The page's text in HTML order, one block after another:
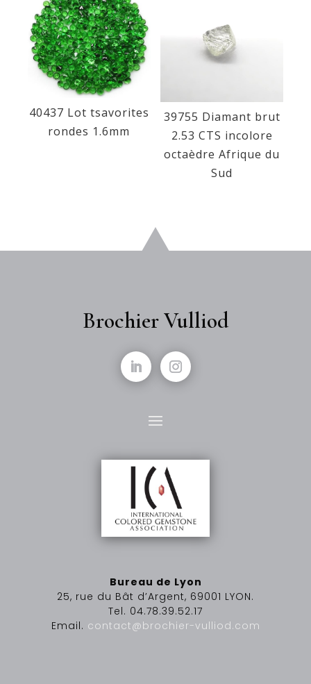
40437 Lot tsavorites
rondes 1.6mm
39755 Diamant brut
2.53 CTS incolore
octaèdre Afrique du
Sud
Brochier Vulliod
Bureau de Lyon
25, rue du Bât d’Argent, 69001 LYON.
Tel. 04.78.39.52.17
Email. contact@brochier-vulliod.com